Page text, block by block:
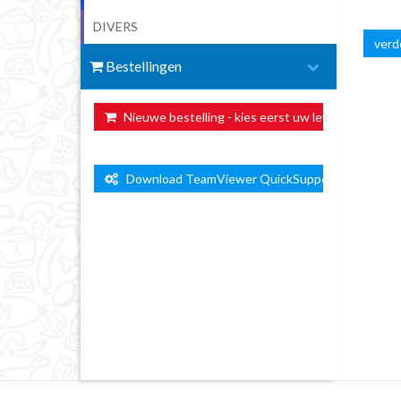
DIVERS
Bestellingen
Nieuwe bestelling - kies eerst uw leverdag ...
Download TeamViewer QuickSupport